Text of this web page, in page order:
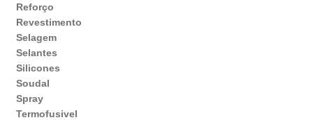
Reforço
Revestimento
Selagem
Selantes
Silicones
Soudal
Spray
Termofusivel